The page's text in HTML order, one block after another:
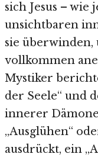
sich Jesus – wie
unsichtbaren
sie überwinden,
vollkommen
Mystiker
der Seele“ und
innerer
„Ausglühen“
ausdrückt, ein